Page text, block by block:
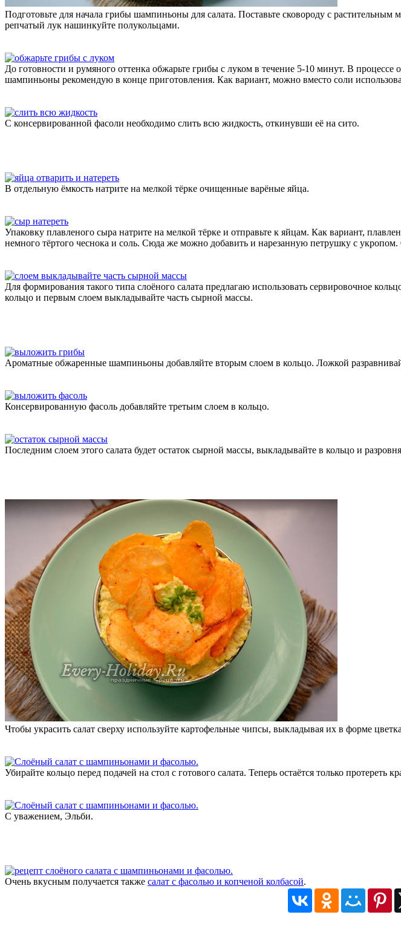
Подготовьте для начала грибы шампиньоны для салата. Поставьте сковороду с
репчатый лук нашинкуйте полукольцами.
До готовности и румяного оттенка обжарьте грибы с луком в течение 5-10 минут. В
шампиньоны рекомендую в конце приготовления. Как вариант, можно вместо соли
С консервированной фасоли необходимо слить всю жидкость, откинувши её на сито.
В отдельную ёмкость натрите на мелкой тёрке очищенные варёные яйца.
Упаковку плавленого сыра натрите на мелкой тёрке и отправьте к яйцам. Как вариант,
немного тёртого чеснока и соль. Сюда же можно добавить и нарезанную петрушку с
Для формирования такого типа слоёного салата предлагаю использовать сервировочное
кольцо и первым слоем выкладывайте часть сырной массы.
Ароматные обжаренные шампиньоны добавляйте вторым слоем в кольцо. Ложкой
Консервированную фасоль добавляйте третьим слоем в кольцо.
Последним слоем этого салата будет остаток сырной массы, выкладывайте в кольцо и
Чтобы украсить салат сверху используйте картофельные чипсы, выкладывая их в форме
Убирайте кольцо перед подачей на стол с готового салата. Теперь остаётся только протереть
С уважением, Эльби.
Очень вкусным получается также салат с фасолью и копченой колбасой.